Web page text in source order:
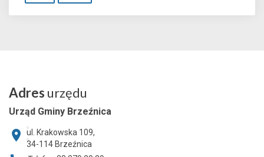
Adres urzędu
Urząd Gminy Brzeźnica
ul. Krakowska 109,
34-114 Brzeźnica